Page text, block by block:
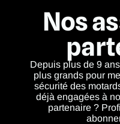
Nos
Depuis plus de 9
plus grands pour
sécurité des
déjà engagées à
partenaire ?